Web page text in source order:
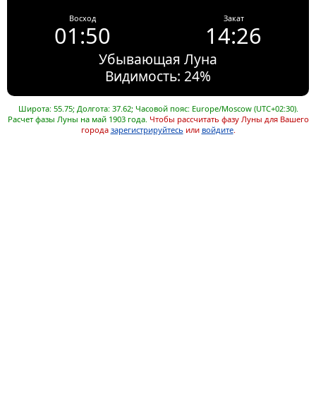
Восход
01:50
Закат
14:26
Убывающая Луна
Видимость: 24%
Широта: 55.75; Долгота: 37.62; Часовой пояс: Europe/Moscow (UTC+02:30).
Расчет фазы Луны на май 1903 года. Чтобы рассчитать фазу Луны для Вашего
города зарегистрируйтесь или войдите.